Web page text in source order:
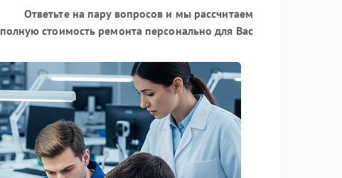
Ответьте на пару вопросов и мы рассчитаем
полную стоимость ремонта персонально для Вас